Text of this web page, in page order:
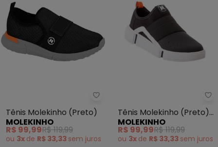
Molekinho - Tênis Molekinho
Tênis Molekinho (Preto)
MOLEKINHO
R$ 99,99R$ 119,99
ou 3x de R$ 33,33 sem juros
Tênis Molekinho (Preto)
em Tecido
MOLEKINHO
R$ 99,99R$ 119,99
ou 3x de R$ 33,33 sem juros